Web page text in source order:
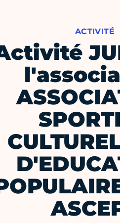
ACTIVITÉ